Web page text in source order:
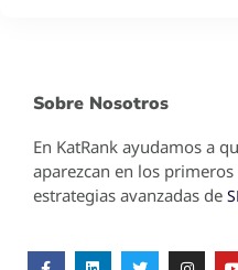
Sobre Nosotros
En KatRank ayudamos a
aparezcan en los
estrategias avanzadas de